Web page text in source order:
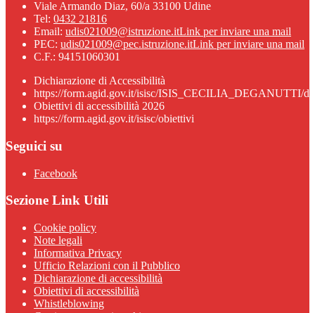
Viale Armando Diaz, 60/a 33100 Udine
Tel: 0432 21816
Email: udis021009@istruzione.itLink per inviare una mail
PEC: udis021009@pec.istruzione.itLink per inviare una mail
C.F.: 94151060301
Dichiarazione di Accessibilità
https://form.agid.gov.it/isisc/ISIS_CECILIA_DEGANUTTI/
Obiettivi di accessibilità 2026
https://form.agid.gov.it/isisc/obiettivi
Seguici su
Facebook
Sezione Link Utili
Cookie policy
Note legali
Informativa Privacy
Ufficio Relazioni con il Pubblico
Dichiarazione di accessibilità
Obiettivi di accessibilità
Whistleblowing